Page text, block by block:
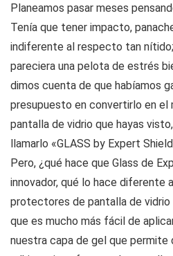
Planeamos pasar meses
Tenía que tener impacto,
indiferente al respecto tan nítido;
pareciera una pelota de estrés
dimos cuenta de que habíamos
presupuesto en convertirlo en
pantalla de vidrio que hayas
llamarlo «GLASS by Expert
Pero, ¿qué hace que Glass de
innovador, qué lo hace diferente
protectores de pantalla de vidrio
que es mucho más fácil de
nuestra capa de gel que